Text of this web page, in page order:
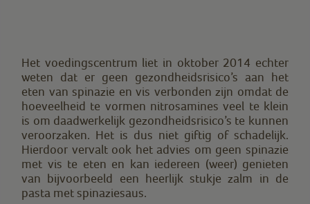
Het voedingscentrum liet in oktober 2014 echter
weten dat er geen gezondheidsrisico’s aan het
eten van spinazie en vis verbonden zijn omdat de
hoeveelheid te vormen nitrosamines veel te klein
is om daadwerkelijk gezondheidsrisico’s te kunnen
veroorzaken. Het is dus niet giftig of schadelijk.
Hierdoor vervalt ook het advies om geen spinazie
met vis te eten en kan iedereen (weer) genieten
van bijvoorbeeld een heerlijk stukje zalm in de
pasta met spinaziesaus.